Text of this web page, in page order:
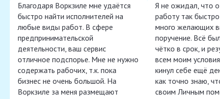
Благодаря Воркзиле мне удаётся
быстро найти исполнителей на
любые виды работ. В сфере
предпринимательской
деятельности, ваш сервис
отличное подспорье. Мне не нужно
содержать рабочих, т.к. пока
бизнес не очень большой. На
Воркзиле за меня размещают
Я не ожидал, что
работу так
много желающих
поручение. Всё
чётко в срок, и
всем моим
кинул себе ещё
как точно знаю,
своим Личным